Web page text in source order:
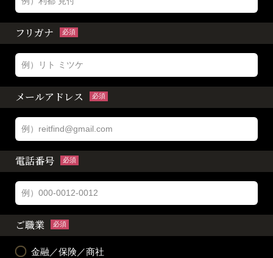
フリガナ 必須
メールアドレス 必須
電話番号 必須
ご職業 必須
金融／保険／商社